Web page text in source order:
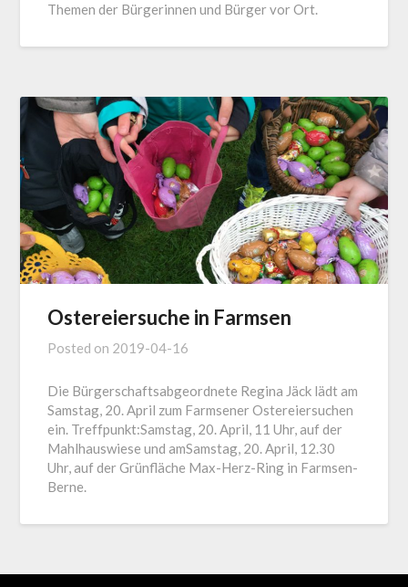
Themen der Bürgerinnen und Bürger vor Ort.
Ostereiersuche in Farmsen
Posted on 2019-04-16
Die Bürgerschaftsabgeordnete Regina Jäck lädt am
Samstag, 20. April zum Farmsener Ostereiersuchen
ein. Treffpunkt:Samstag, 20. April, 11 Uhr, auf der
Mahlhauswiese und amSamstag, 20. April, 12.30
Uhr, auf der Grünfläche Max-Herz-Ring in Farmsen-
Berne.